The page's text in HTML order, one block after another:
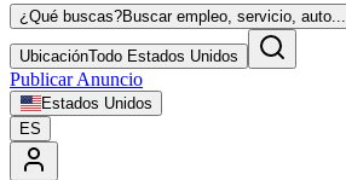
¿Qué buscas?Buscar empleo, servicio, auto...
UbicaciónTodo Estados Unidos
Publicar Anuncio
Estados Unidos
ES